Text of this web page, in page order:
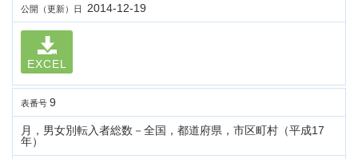
公開（更新）日 2014-12-19
EXCEL
表番号 9
月，男女別転入者総数－全国，都道府県，市区町村（平成17
年）